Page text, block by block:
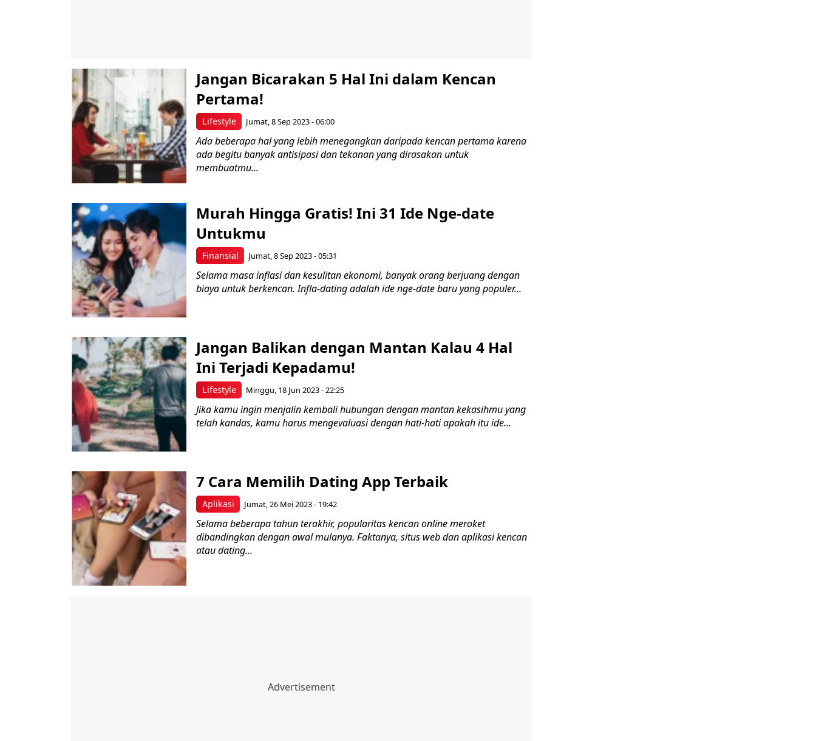
Lifestyle
Jangan Bicarakan 5 Hal Ini dalam Kencan
Pertama!
Jumat, 8 Sep 2023 - 06:00
Ada beberapa hal yang lebih menegangkan daripada kencan pertama karena
ada begitu banyak antisipasi dan tekanan yang dirasakan untuk
membuatmu...
Finansial
Murah Hingga Gratis! Ini 31 Ide Nge-date
Untukmu
Jumat, 8 Sep 2023 - 05:31
Selama masa inflasi dan kesulitan ekonomi, banyak orang berjuang dengan
biaya untuk berkencan. Infla-dating adalah ide nge-date baru yang populer...
Lifestyle
Jangan Balikan dengan Mantan Kalau 4 Hal
Ini Terjadi Kepadamu!
Minggu, 18 Jun 2023 - 22:25
Jika kamu ingin menjalin kembali hubungan dengan mantan kekasihmu yang
telah kandas, kamu harus mengevaluasi dengan hati-hati apakah itu ide...
Aplikasi
7 Cara Memilih Dating App Terbaik
Jumat, 26 Mei 2023 - 19:42
Selama beberapa tahun terakhir, popularitas kencan online meroket
dibandingkan dengan awal mulanya. Faktanya, situs web dan aplikasi kencan
atau dating...